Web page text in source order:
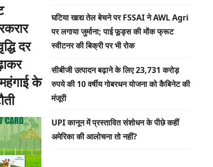
दर
के
घटिया खाद्य तेल बेचने पर FSSAI ने AWL Agri
पर लगाया जुर्माना; पाई फूड्स की मोंक फ्रूट
स्वीटनर की बिक्री पर भी रोक
सीबीजी उत्पादन बढ़ाने के लिए 23,731 करोड़
रुपये की 10 वर्षीय गोबरधन योजना को कैबिनेट की
मंजूरी
UPI कानून में प्रस्तावित संशोधन के पीछे कहीं
अमेरिका की आलोचना तो नहीं?